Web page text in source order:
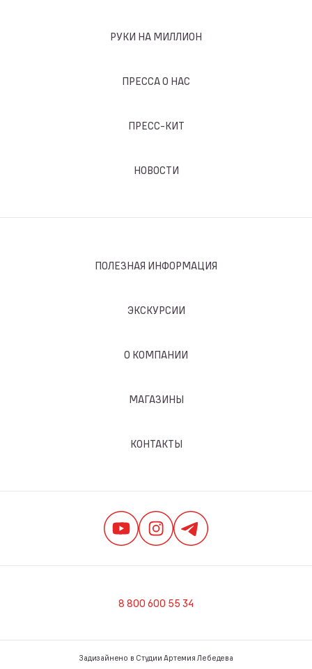
РУКИ НА МИЛЛИОН
ПРЕССА О НАС
ПРЕСС-КИТ
НОВОСТИ
ПОЛЕЗНАЯ ИНФОРМАЦИЯ
ЭКСКУРСИИ
О КОМПАНИИ
МАГАЗИНЫ
КОНТАКТЫ
8 800 600 55 34
Задизайнено в Студии Артемия Лебедева